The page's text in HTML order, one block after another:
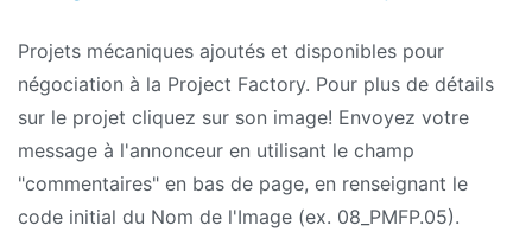
Projets mécaniques ajoutés et disponibles pour
négociation à la Project Factory. Pour plus de détails
sur le projet cliquez sur son image! Envoyez votre
message à l'annonceur en utilisant le champ
"commentaires" en bas de page, en renseignant le
code initial du Nom de l'Image (ex. 08_PMFP.05).